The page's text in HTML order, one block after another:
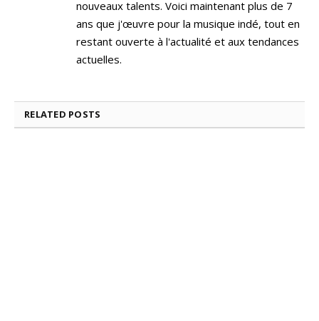
nouveaux talents. Voici maintenant plus de 7
ans que j'œuvre pour la musique indé, tout en
restant ouverte à l'actualité et aux tendances
actuelles.
RELATED POSTS